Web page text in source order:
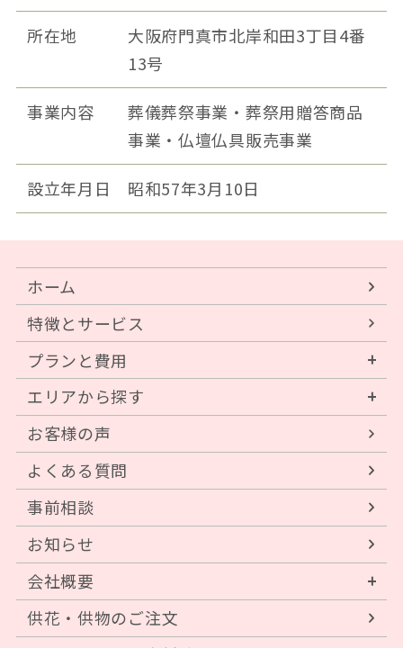
所在地
大阪府門真市北岸和田3丁目4番
13号
事業内容
葬儀葬祭事業・葬祭用贈答商品
事業・仏壇仏具販売事業
設立年月日 昭和57年3月10日
ホーム
特徴とサービス
プランと費用
エリアから探す
お客様の声
よくある質問
事前相談
お知らせ
会社概要
供花・供物のご注文